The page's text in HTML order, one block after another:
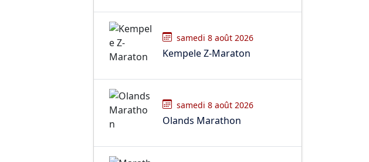
samedi 8 août 2026
Kempele Z-Maraton
samedi 8 août 2026
Olands Marathon